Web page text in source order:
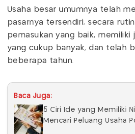
Usaha besar umumnya telah
pasarnya tersendiri, secara
pemasukan yang baik, memiliki
yang cukup banyak, dan telah
beberapa tahun.
Baca Juga:
5 Ciri Ide yang Memiliki
Mencari Peluang Usaha